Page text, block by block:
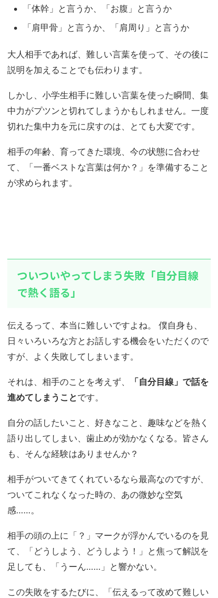
「体幹」と言うか、「お腹」と言うか
「肩甲骨」と言うか、「肩周り」と言うか
大人相手であれば、難しい言葉を使って、その後に
説明を加えることでも伝わります。
しかし、小学生相手に難しい言葉を使った瞬間、集
中力がプツンと切れてしまうかもしれません。一度
切れた集中力を元に戻すのは、とても大変です。
相手の年齢、育ってきた環境、今の状態に合わせ
て、「一番ベストな言葉は何か？」を準備すること
が求められます。
ついついやってしまう失敗「自分目線
で熱く語る」
伝えるって、本当に難しいですよね。 僕自身も、
日々いろいろな方とお話しする機会をいただくので
すが、よく失敗してしまいます。
それは、相手のことを考えず、
「自分目線」で話を
進めてしまうことです。
自分の話したいこと、好きなこと、趣味などを熱く
語り出してしまい、歯止めが効かなくなる。皆さん
も、そんな経験はありませんか？
相手がついてきてくれているなら最高なのですが、
ついてこれなくなった時の、あの微妙な空気
感……。
相手の頭の上に「？」マークが浮かんでいるのを見
て、「どうしよう、どうしよう！」と焦って解説を
足しても、「うーん……」と響かない。
この失敗をするたびに、「伝えるって改めて難しい